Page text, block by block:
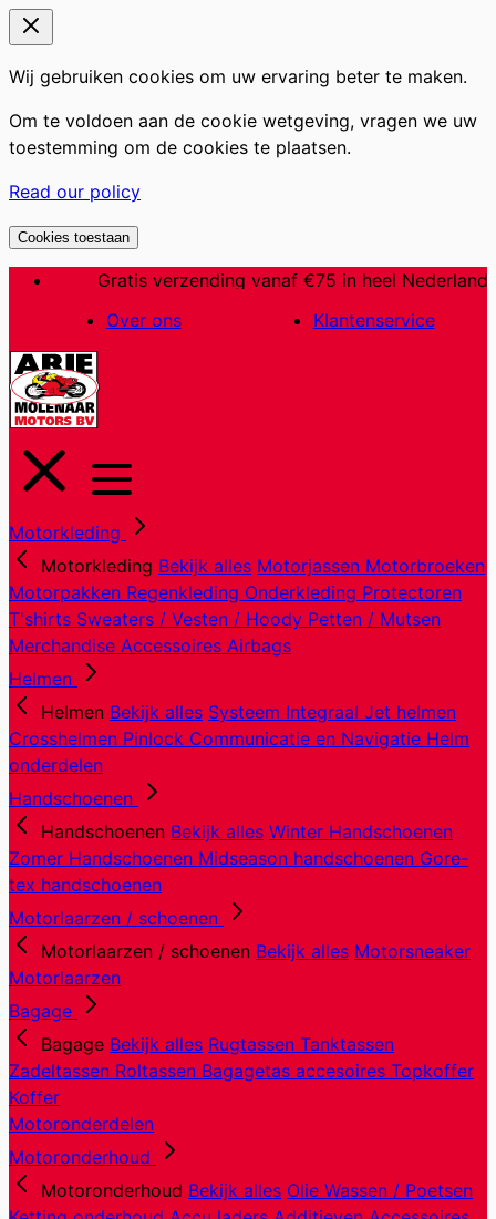
Wij gebruiken cookies om uw ervaring beter te maken.
Om te voldoen aan de cookie wetgeving, vragen we uw
toestemming om de cookies te plaatsen.
Read our policy
Cookies toestaan
inhoud
Gratis verzending vanaf €75 in heel Nederland
Over ons
Klantenservice
Motorkleding
Motorkleding Bekijk alles Motorjassen Motorbroeken
Motorpakken Regenkleding Onderkleding Protectoren
T'shirts Sweaters / Vesten / Hoody Petten / Mutsen
Merchandise Accessoires Airbags
Helmen
Helmen Bekijk alles Systeem Integraal Jet helmen
Crosshelmen Pinlock Communicatie en Navigatie Helm
onderdelen
Handschoenen
Handschoenen Bekijk alles Winter Handschoenen
Zomer Handschoenen Midseason handschoenen Gore-
tex handschoenen
Motorlaarzen / schoenen
Motorlaarzen / schoenen Bekijk alles Motorsneaker
Motorlaarzen
Bagage
Bagage Bekijk alles Rugtassen Tanktassen
Zadeltassen Roltassen Bagagetas accesoires Topkoffer
Koffer
Motoronderdelen
Motoronderhoud
Motoronderhoud Bekijk alles Olie Wassen / Poetsen